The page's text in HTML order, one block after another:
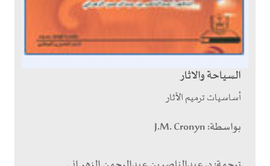
السياحة والاثار
أساسيات ترميم الآثار
بواسطة: